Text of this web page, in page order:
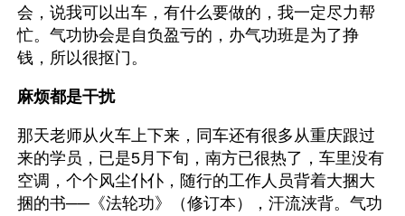
会，说我可以出车，有什么要做的，我一定尽力帮
忙。气功协会是自负盈亏的，办气功班是为了挣
钱，所以很抠门。
麻烦都是干扰
那天老师从火车上下来，同车还有很多从重庆跟过
来的学员，已是5月下旬，南方已很热了，车里没有
空调，个个风尘仆仆，随行的工作人员背着大捆大
捆的书──《法轮功》（修订本），汗流浃背。气功